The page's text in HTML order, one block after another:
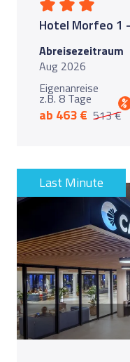
Hotel Morfeo 1
Abreisezeitraum
Aug 2026
Eigenanreise
z.B. 8 Tage
ab 463 € 513 €
Last Minute